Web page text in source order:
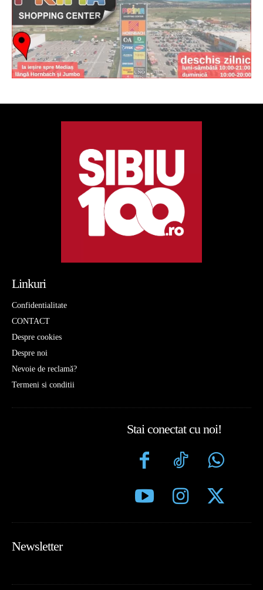
Linkuri
Confidentialitate
CONTACT
Despre cookies
Despre noi
Nevoie de reclamă?
Termeni si conditii
Stai conectat cu noi!
Newsletter